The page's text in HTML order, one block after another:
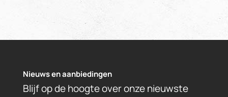
Nieuws en aanbiedingen
Blijf op de hoogte over onze nieuwste